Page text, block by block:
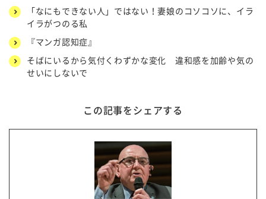
「なにもできない人」ではない！妻娘のコソコソに、イラ
イラがつのる私
『マンガ認知症』
そばにいるから気付くわずかな変化 違和感を加齢や気の
せいにしないで
この記事をシェアする